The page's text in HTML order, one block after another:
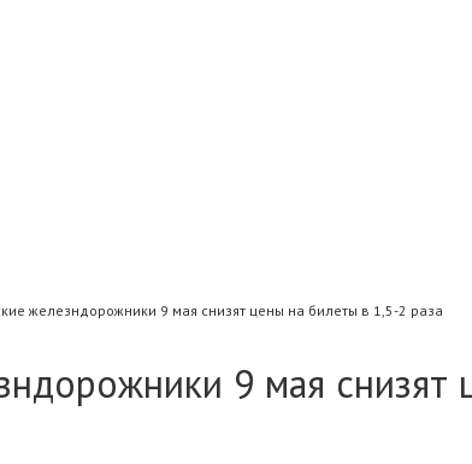
железндорожники 9 мая снизят цены на билеты в 1,5-2 раза
9 мая снизят